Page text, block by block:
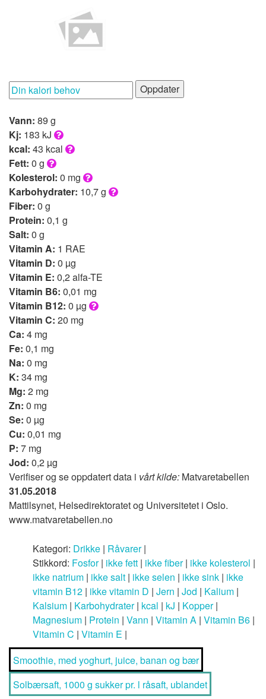
Oppdater
Vann: 89 g
Kj: 183 kJ
kcal: 43 kcal
Fett: 0 g
Kolesterol: 0 mg
Karbohydrater: 10,7 g
Fiber: 0 g
Protein: 0,1 g
Salt: 0 g
Vitamin A: 1 RAE
Vitamin D: 0 µg
Vitamin E: 0,2 alfa-TE
Vitamin B6: 0,01 mg
Vitamin B12: 0 µg
Vitamin C: 20 mg
Ca: 4 mg
Fe: 0,1 mg
Na: 0 mg
K: 34 mg
Mg: 2 mg
Zn: 0 mg
Se: 0 µg
Cu: 0,01 mg
P: 7 mg
Jod: 0,2 µg
Verifiser og se oppdatert data i vårt kilde: Matvaretabellen
31.05.2018
Mattilsynet, Helsedirektoratet og Universitetet i Oslo.
www.matvaretabellen.no
Kategori: Drikke | Råvarer|
Stikkord: Fosfor| ikke fett | ikke fiber| ikke kolesterol |
ikke natrium | ikke salt | ikke selen | ikke sink | ikke
vitamin B12 | ikke vitamin D | Jern | Jod | Kalium |
Kalsium | Karbohydrater| kcal | kJ | Kopper|
Magnesium | Protein | Vann | Vitamin A | Vitamin B6 |
Vitamin C | Vitamin E |
Smoothie, med yoghurt, juice, banan og bær
Solbærsaft, 1000 g sukker pr. l råsaft, ublandet